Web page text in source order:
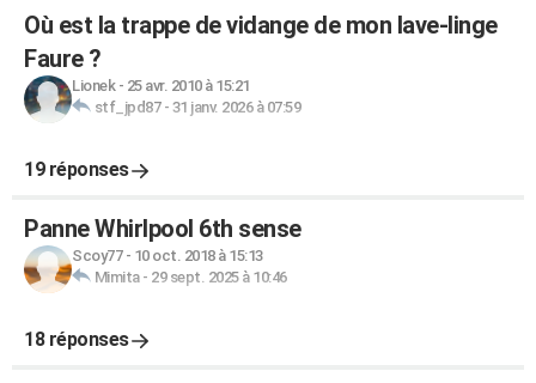
Où est la trappe de vidange de mon lave-linge
Faure ?
Lionek- 25 avr. 2010 à 15:21
stf_jpd87- 31 janv. 2026 à 07:59
19 réponses
Panne Whirlpool 6th sense
Scoy77- 10 oct. 2018 à 15:13
Mimita- 29 sept. 2025 à 10:46
18 réponses